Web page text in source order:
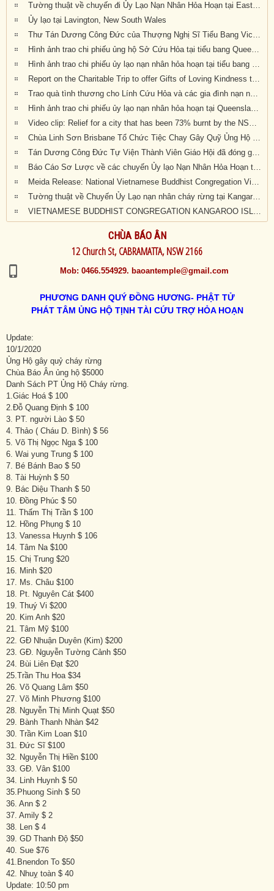
Tường thuật về chuyến đi Ủy Lạo Nạn Nhân Hỏa Hoạn tại East Gippsland, VIC và Lavington, NSW
Ủy lạo tại Lavington, New South Wales
Thư Tán Dương Công Đức của Thượng Nghị Sĩ Tiểu Bang Victoria Tiến Sĩ Kiều Tiến Dũng gởi đến Chư Tôn Đức & Tự Viện thành viên Giáo Hội trong công cuộc đóng góp ủy lạo nạn nhân hỏa hoạn tại Úc Châu (Appreciation letters from Dr Kieu Tien Dung, State Member for South-Eastern Metropolitan Region, Victoria, Australia)
Hình ảnh trao chi phiếu ủng hộ Sở Cứu Hỏa tại tiểu bang Queensland, Úc Châu
Hình ảnh trao chi phiếu ủy lạo nạn nhân hỏa hoạn tại tiểu bang New South Wales (đợt 2)
Report on the Charitable Trip to offer Gifts of Loving Kindness to Bushfire Survivors in Victoria, New South Wales and Queensland
Trao quà tình thương cho Lính Cứu Hỏa và các gia đình nạn nhân hỏa hoạn tại Wandandian, New South Wales ngày 12/2/2020
Hình ảnh trao chi phiếu ủy lạo nạn nhân hỏa hoạn tại Queensland đợt 2
Video clip: Relief for a city that has been 73% burnt by the NSW bushfires | Vietnamese Buddhists in Australia
Chùa Linh Sơn Brisbane Tổ Chức Tiệc Chay Gây Quỹ Ủng Hộ Nạn Nhân Hỏa Hoạn Úc Châu (tối Thứ Bảy 15/2/2020)
Tán Dương Công Đức Tự Viện Thành Viên Giáo Hội đã đóng góp tịnh tài giúp đỡ nạn nhân hỏa hoạn tại Úc Châu
Báo Cáo Sơ Lược về các chuyến Ủy lạo Nạn Nhân Hỏa Hoạn tại Úc Châu đầu năm 2020
Meida Release: National Vietnamese Buddhist Congregation Visit KI to give $55,500 to Local Auto Repair Project
Tường thuật về Chuyến Ủy Lạo nạn nhân cháy rừng tại Kangaroo Island, Nam Úc (ngày 24/2/2020)
VIETNAMESE BUDDHIST CONGREGATION KANGAROO ISLAND VISIT
CHÙA BÁO ÂN
12 Church St, CABRAMATTA, NSW 2166
Mob: 0466.554929. baoantemple@gmail.com
PHƯƠNG DANH QUÝ ĐỒNG HƯƠNG- PHẬT TỬ
PHÁT TÂM ỦNG HỘ TỊNH TÀI CỨU TRỢ HỎA HOẠN
Update:
10/1/2020
Ủng Hộ gây quỷ cháy rừng
Chùa Báo Ân ủng hộ $5000
Danh Sách PT Ủng Hộ Cháy rừng.
1.Giác Hoá $ 100
2.Đỗ Quang Định $ 100
3. PT. người Lào $ 50
4. Thảo ( Cháu D. Bình) $ 56
5. Võ Thị Ngọc Nga $ 100
6. Wai yung Trung $ 100
7. Bé Bánh Bao $ 50
8. Tài Huỳnh $ 50
9. Bác Diệu Thanh $ 50
10. Đồng Phúc $ 50
11. Thấm Thị Trần $ 100
12. Hồng Phụng $ 10
13. Vanessa Huynh $ 106
14. Tâm Na $100
15. Chị Trung $20
16. Minh $20
17. Ms. Châu $100
18. Pt. Nguyên Cát $400
19. Thuý Vi $200
20. Kim Anh $20
21. Tâm Mỹ $100
22. GĐ Nhuận Duyên (Kim) $200
23. GĐ. Nguyễn Tường Cảnh $50
24. Bùi Liên Đạt $20
25.Trần Thu Hoa $34
26. Võ Quang Lâm $50
27. Võ Minh Phương $100
28. Nguyễn Thị Minh Quạt $50
29. Bành Thanh Nhàn $42
30. Trần Kim Loan $10
31. Đức Sĩ $100
32. Nguyễn Thị Hiền $100
33. GĐ. Vân $100
34. Linh Huynh $ 50
35.Phuong Sinh $ 50
36. Ann $ 2
37. Amily $ 2
38. Len $ 4
39. GD Thanh Độ $50
40. Sue $76
41.Bnendon To $50
42. Nhuỵ toàn $ 40
Update: 10:50 pm